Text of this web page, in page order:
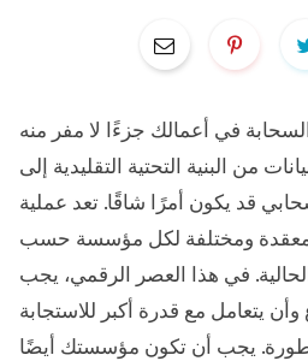
في أعمالك جزءًا لا مفر منه
من البنية التحتية التقليدية إلى
قد يكون أمرًا شاقًا. تعد عملية
معقدة ومختلفة لكل مؤسسة حسب
في هذا العصر الرقمي، يجب
يتعامل مع قدرة أكبر للاستجابة
يجب أن تكون مؤسستك أيضًا